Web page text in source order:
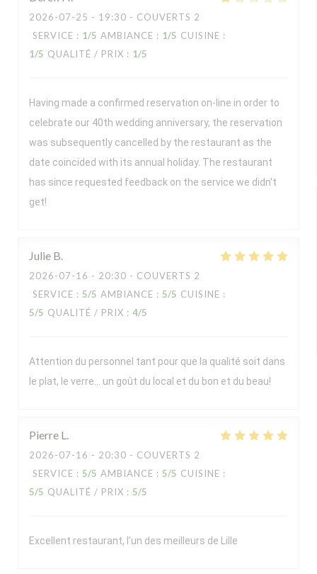
2026-07-25 - 19:30 - COUVERTS 2
SERVICE : 1/5 AMBIANCE : 1/5 CUISINE :
1/5 QUALITÉ / PRIX : 1/5
Having made a confirmed reservation on-line in order to
celebrate our 40th wedding anniversary, the reservation
was subsequently cancelled by the restaurant as the
date coincided with its annual holiday. The restaurant
has since requested feedback on the service we didn't
get!
Julie B
2026-07-16 - 20:30 - COUVERTS 2
SERVICE : 5/5 AMBIANCE : 5/5 CUISINE :
5/5 QUALITÉ / PRIX : 4/5
Attention du personnel tant pour que la qualité soit dans
le plat, le verre… un goût du local et du bon et du beau!
Pierre L
2026-07-16 - 20:30 - COUVERTS 2
SERVICE : 5/5 AMBIANCE : 5/5 CUISINE :
5/5 QUALITÉ / PRIX : 5/5
Excellent restaurant, l’un des meilleurs de Lille